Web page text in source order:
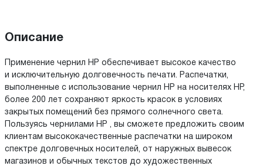
Описание
Применение чернил HP обеспечивает высокое качество
и исключительную долговечность печати. Распечатки,
выполненные с использование чернил HP на носителях HP,
более 200 лет сохраняют яркость красок в условиях
закрытых помещений без прямого солнечного света.
Пользуясь чернилами HP , вы сможете предложить своим
клиентам высококачественные распечатки на широком
спектре долговечных носителей, от наружных вывесок
магазинов и обычных текстов до художественных